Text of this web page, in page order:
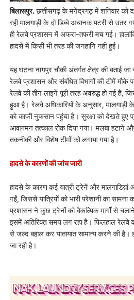
बिलासपुर.छत्तीसगढ़ के मनेंद्रगढ़ में शनिवार को
रही मालगाड़ी के दो डिब्बे अचानक पटरी से उतर
ही रेलवे प्रशासन में अफरा-तफरी मच गई।
हादसे में किसी भी तरह की जनहानि नहीं हुई।
यह घटना नागपुर चौकी अंतर्गत क्षेत्र की बताई जा
रेलवे प्रशासन और संबंधित विभागों की टीमें
रेलवे की तीन लाइनें पूरी तरह अवरुद्ध हो गई हैं,
हुआ है। रेलवे अधिकारियों के अनुसार, मालगाड़ी
को काफी नुकसान पहुंचा है। सुरक्षा को देखते हुए
आवागमन तत्काल रोक दिया गया। मलबा हटाने
तकनीकी और विशेष टीमों को लगाया गया है।
हादसे के कारणों की जांच जारी
हादसे के कारण कई यात्री ट्रेनें और मालगाडिय़ां
गईं, जिससे यात्रियों को भारी परेशानी का
प्रशासन ने कुछ ट्रेनों को वैकल्पिक मार्गों से
इसमें अतिरिक्त समय लग रहा है। फिलहाल रेलवे
से जल्द बहाल कर यातायात सामान्य करने की है।
जा रही है।